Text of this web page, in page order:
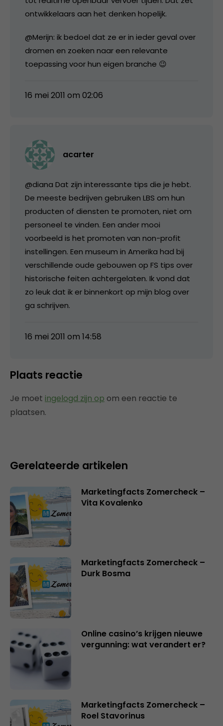
ontwikkelaars aan het denken hopelijk.
@Merijn: ik bedoel dat ze er in ieder geval over
dromen en zoeken naar een relevante
toepassing voor hun eigen branche 😉
16 mei 2011 om 02:06
acarter
@diana Dat zijn interessante tips die je hebt.
De meeste bedrijven gebruiken LBS om hun
producten of diensten te promoten, niet om
personeel te vinden. Een ander mooi
voorbeeld is het promoten van non-profit
instellingen. Een museum in Amerika had bij
verschillende oude gebouwen op FS tips over
historische feiten achtergelaten. Ik vond dat
zo leuk dat ik er binnenkort op mijn blog over
ga schrijven.
16 mei 2011 om 14:58
Plaats reactie
Je moet ingelogd zijn op om een reactie te
plaatsen.
Gerelateerde artikelen
Marketingfacts Zomercheck –
Vita Kovalenko
Marketingfacts Zomercheck –
Durk Bosma
Online casino’s krijgen nieuwe
vergunning: wat verandert er?
Marketingfacts Zomercheck –
Roel Stavorinus